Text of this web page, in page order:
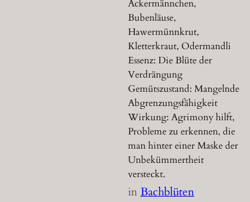
Ackermännchen,
Bubenläuse,
Hawermünnkrut,
Kletterkraut, Odermandli
Essenz: Die Blüte der
Verdrängung
Gemütszustand: Mangelnde
Abgrenzungsfähigkeit
Wirkung: Agrimony hilft,
Probleme zu erkennen, die
man hinter einer Maske der
Unbekümmertheit
versteckt.
inBachblüten